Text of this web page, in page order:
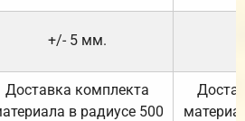
+/- 5 мм.
Доставка комплекта
в радиусе 500